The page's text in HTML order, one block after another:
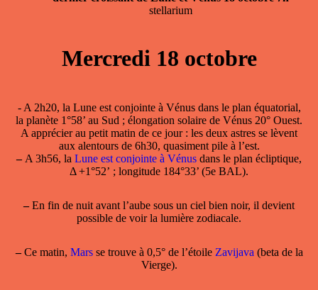
stellarium
Mercredi 18 octobre
- A 2h20, la Lune est conjointe à Vénusdans le plan équatorial,
la planète 1°58’ au Sud ; élongation solaire de Vénus 20° Ouest.
A apprécier au petit matin de ce jour : les deux astres se lèvent
aux alentours de 6h30, quasiment pile à l’est.
–A 3h56, la Lune est conjointe à Vénus dans le plan écliptique,
Δ +1°52’ ; longitude 184°33’ (5e BAL).
–En fin de nuit avant l’aube sous un ciel bien noir, il devient
possible de voir la lumière zodiacale.
–Ce matin, Marsse trouve à 0,5° de l’étoile Zavijava(beta de la
Vierge).